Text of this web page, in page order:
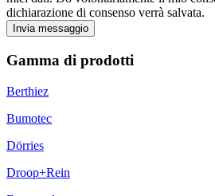
dichiarazione di consenso verrà salvata.
Invia messaggio
Gamma di prodotti
Berthiez
Bumotec
Dörries
Droop+Rein